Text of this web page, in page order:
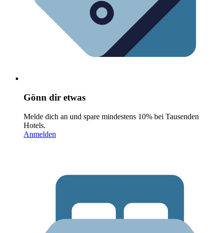
Gönn dir etwas
Melde dich an und spare mindestens 10% bei Tausenden
Hotels.
Anmelden